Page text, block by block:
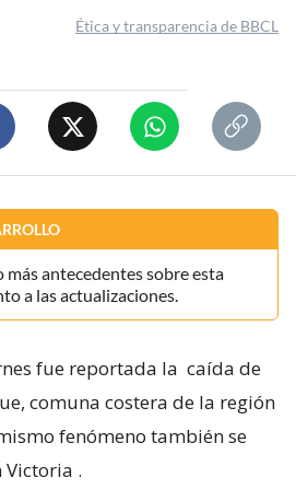
Ética y transparencia de BBCL
más antecedentes sobre esta
a las actualizaciones.
fue reportada la caída de
comuna costera de la región
fenómeno también se
Victoria .